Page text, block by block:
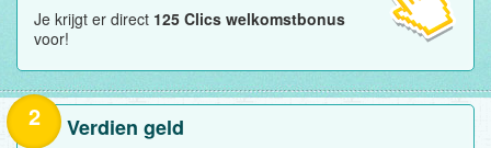
Je krijgt er direct 125 Clics welkomstbonus
voor!
2 Verdien geld